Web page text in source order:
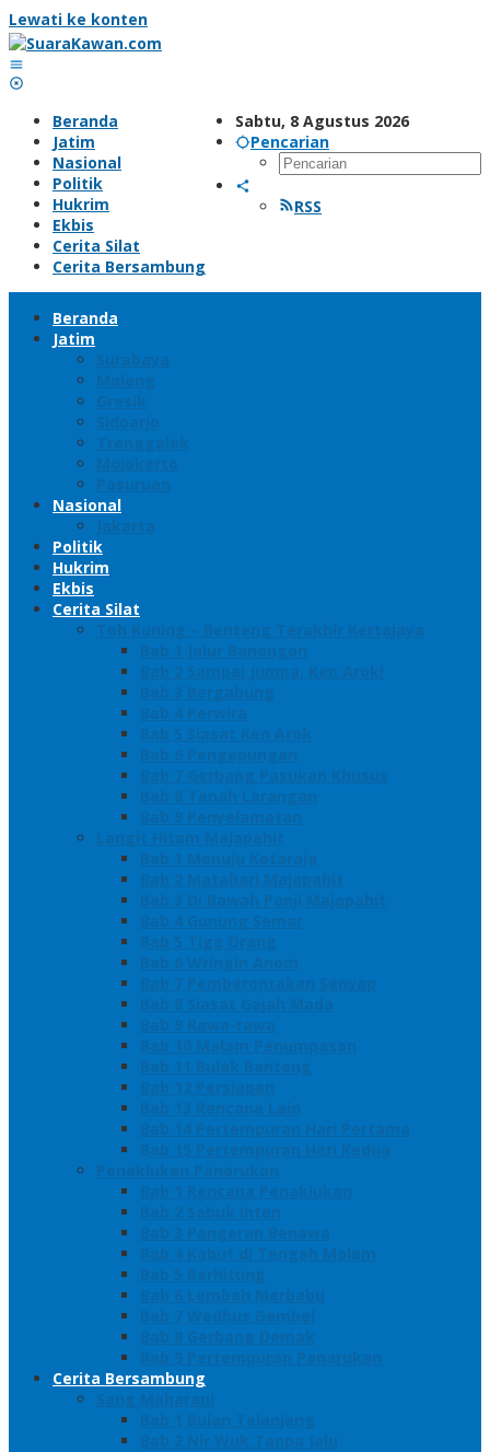
Lewati ke konten
Sabtu, 8 Agustus 2026
Pencarian
RSS
Beranda
Jatim
Nasional
Politik
Hukrim
Ekbis
Cerita Silat
Cerita Bersambung
Beranda
Jatim
Surabaya
Malang
Gresik
Sidoarjo
Trenggalek
Mojokerto
Pasuruan
Nasional
Jakarta
Politik
Hukrim
Ekbis
Cerita Silat
Toh Kuning – Benteng Terakhir Kertajaya
Bab 1 Jalur Banengan
Bab 2 Sampai Jumpa, Ken Arok!
Bab 3 Bergabung
Bab 4 Perwira
Bab 5 Siasat Ken Arok
Bab 6 Pengepungan
Bab 7 Gerbang Pasukan Khusus
Bab 8 Tanah Larangan
Bab 9 Penyelamatan
Langit Hitam Majapahit
Bab 1 Menuju Kotaraja
Bab 2 Matahari Majapahit
Bab 3 Di Bawah Panji Majapahit
Bab 4 Gunung Semar
Bab 5 Tiga Orang
Bab 6 Wringin Anom
Bab 7 Pemberontakan Senyap
Bab 8 Siasat Gajah Mada
Bab 9 Rawa-rawa
Bab 10 Malam Penumpasan
Bab 11 Bulak Banteng
Bab 12 Persiapan
Bab 13 Rencana Lain
Bab 14 Pertempuran Hari Pertama
Bab 15 Pertempuran Hari Kedua
Penaklukan Panarukan
Bab 1 Rencana Penaklukan
Bab 2 Sabuk Inten
Bab 3 Pangeran Benawa
Bab 4 Kabut di Tengah Malam
Bab 5 Berhitung
Bab 6 Lembah Merbabu
Bab 7 Wedhus Gembel
Bab 8 Gerbang Demak
Bab 9 Pertempuran Panarukan
Cerita Bersambung
Sang Maharani
Bab 1 Bulan Telanjang
Bab 2 Nir Wuk Tanpa Jalu